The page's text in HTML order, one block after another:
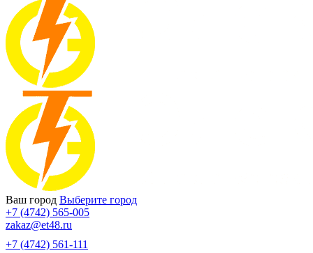
Ваш город Выберите город
+7 (4742) 565-005
zakaz@et48.ru
+7 (4742) 561-111